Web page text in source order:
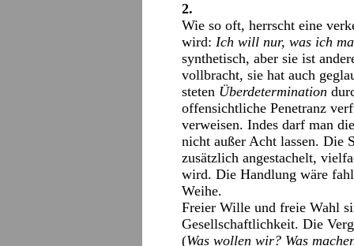
2.
Wie so oft, herrscht eine
wird: Ich will nur, was ich
synthetisch, aber sie ist
vollbracht, sie hat auch
steten Überdetermination
offensichtliche Penetranz
verweisen. Indes darf man
nicht außer Acht lassen. Die
zusätzlich angestachelt,
wird. Die Handlung wäre
Weihe.
Freier Wille und freie Wahl
Gesellschaftlichkeit. Die
(Was wollen wir? Was